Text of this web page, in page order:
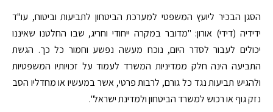
הסגן הבכיר ליועץ המשפטי למערכת הביטחון לתביעות וביטוח, עו"ד
ידידיה (דידי) אורון: "מדובר במקרה ייחודי וחריג, שבו החלטנו שאיננו
יכולים לעבור לסדר היום, נוכח מעשה נפשע וחמור כל כך. הגשת
התביעה הינה חלק ממדיניות המשרד לעמוד על זכויותיו המשפטיות
ולהגיש תביעות נגד כל גורם, לרבות פרטי, אשר במעשיו או מחדליו הסב
נזק גוף או רכוש למשרד הביטחון ולמדינת ישראל".